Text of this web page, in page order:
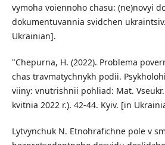
vymoha voiennoho chasu: (ne)novyi
dokumentuvannia svidchen
Ukrainian].
"Chepurna, H. (2022). Problema
chas travmatychnykh podii.
viiny: vnutrishnii pohliad: Mat.
kvitnia 2022 r.). 42-44. Kyiv. [in
Lytvynchuk N. Etnohrafichne pole v